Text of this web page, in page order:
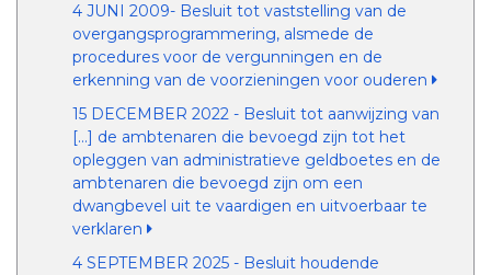
4 JUNI 2009- Besluit tot vaststelling van de
overgangsprogrammering, alsmede de
procedures voor de vergunningen en de
erkenning van de voorzieningen voor ouderen
15 DECEMBER 2022 - Besluit tot aanwijzing van
[...] de ambtenaren die bevoegd zijn tot het
opleggen van administratieve geldboetes en de
ambtenaren die bevoegd zijn om een
dwangbevel uit te vaardigen en uitvoerbaar te
verklaren
4 SEPTEMBER 2025 - Besluit houdende